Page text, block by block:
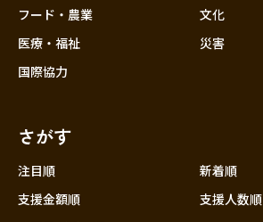
フード・農業
医療・福祉
国際協力
文化
災害
さがす
注目順
新着順
支援金額順
支援人数順